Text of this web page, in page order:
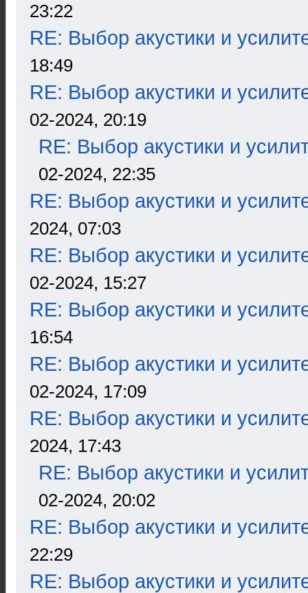
23:22
RE: Выбор акустики и
18:49
RE: Выбор акустики и
02-2024, 20:19
RE: Выбор акустики и
02-2024, 22:35
RE: Выбор акустики и
2024, 07:03
RE: Выбор акустики и
02-2024, 15:27
RE: Выбор акустики и
16:54
RE: Выбор акустики и
02-2024, 17:09
RE: Выбор акустики и
2024, 17:43
RE: Выбор акустики и
02-2024, 20:02
RE: Выбор акустики и
22:29
RE: Выбор акустики и